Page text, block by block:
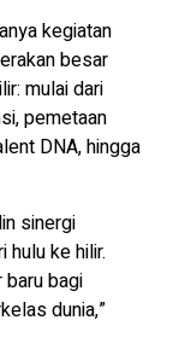
kegiatan
besar
mulai dari
pemetaan
DNA, hingga
sinergi
hulu ke hilir.
baru bagi
dunia,”